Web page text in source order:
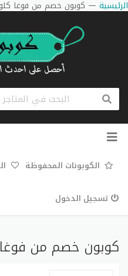
الرئيسية — كوبون خصم من فوغا
تخطي
الكوبونات المحفوظة
تسجيل الدخول
كوبون خصم من